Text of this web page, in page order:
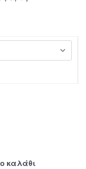
καλάθι